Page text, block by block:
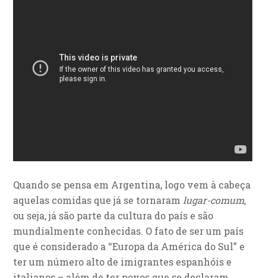
Quando se pensa em Argentina, logo vem à cabeça
aquelas comidas que já se tornaram lugar-comum,
ou seja, já são parte da cultura do país e são
mundialmente conhecidas. O fato de ser um país
que é considerado a ‘‘Europa da América do Sul” e
ter um número alto de imigrantes espanhóis e